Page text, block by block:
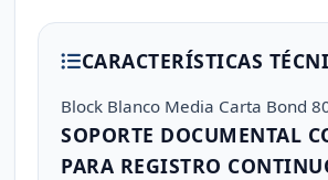
CARACTERÍSTICAS
Block Blanco Media Carta Bond
SOPORTE DOCUMENTAL
PARA REGISTRO